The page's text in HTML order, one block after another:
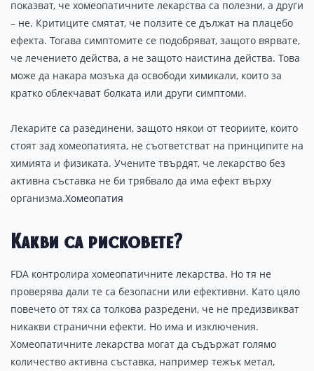
показват, че хомеопатичните лекарства са полезни, а други
– не. Критиците смятат, че ползите се дължат на плацебо
ефекта. Тогава симптомите се подобряват, защото вярвате,
че лечението действа, а не защото наистина действа. Това
може да накара мозъка да освободи химикали, които за
кратко облекчават болката или други симптоми.
Лекарите са разединени, защото някои от теориите, които
стоят зад хомеопатията, не съответстват на принципите на
химията и физиката. Учените твърдят, че лекарство без
активна съставка не би трябвало да има ефект върху
организма.Хомеопатия
Какви са рисковете?
FDA контролира хомеопатичните лекарства. Но тя не
проверява дали те са безопасни или ефективни. Като цяло
повечето от тях са толкова разредени, че не предизвикват
никакви странични ефекти. Но има и изключения.
Хомеопатичните лекарства могат да съдържат голямо
количество активна съставка, например тежък метал,